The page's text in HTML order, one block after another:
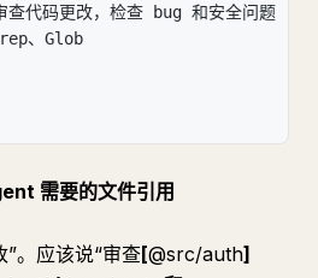
查代码更改，检查 bug 和安全问题
、Glob
需要的文件引用
”。应该说“审查[@src/auth]